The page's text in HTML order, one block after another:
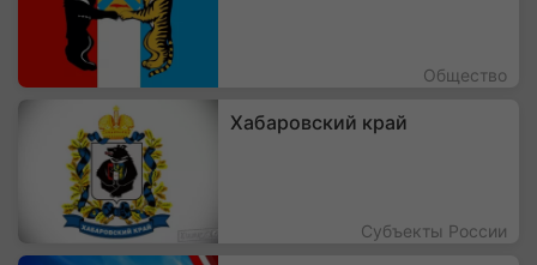
Общество
Хабаровский край
Субъекты России